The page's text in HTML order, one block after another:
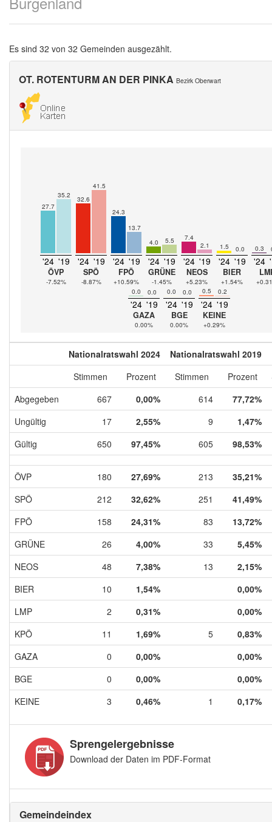
Es sind 32 von 32 Gemeinden ausgezählt.
OT. ROTENTURM AN DER PINKA Bezirk Oberwart
27.7
35.2
'24 '19
ÖVP
-7.52%
32.6
41.5
'24 '19
SPÖ
-8.87%
24.3
13.7
'24 '19
FPÖ
+10.59%
4.0 5.5
'24 '19
GRÜNE
-1.45%
7.4
2.1
'24 '19
NEOS
+5.23%
1.5 0.0
'24 '19
BIER
+1.54%
0.3
'24
0.0
0.0
'24 '19
GAZA
0.00%
0.0 0.0
'24 '19
BGE
0.00%
0.5 0.2
'24 '19
KEINE
+0.29%
Nationalratswahl 2024
Nationalratswahl 2019
Stimmen
Prozent Stimmen Prozent
Abgegeben
667 0,00% 614
77,72%
Ungültig
17 2,55% 9
1,47%
Gültig
650 97,45% 605 98,53%
ÖVP 180 27,69% 213
35,21%
SPÖ
212 32,62% 251
41,49%
FPÖ
158 24,31% 83
13,72%
GRÜNE
26 4,00% 33
5,45%
NEOS
48 7,38% 13
2,15%
BIER
10 1,54%
0,00%
LMP
2 0,31%
0,00%
KPÖ
11 1,69% 5
0,83%
GAZA
0 0,00%
0,00%
BGE
0 0,00%
0,00%
KEINE
3 0,46% 1 0,17%
Sprengelergebnisse
Download der Daten im PDF-Format
Gemeindeindex